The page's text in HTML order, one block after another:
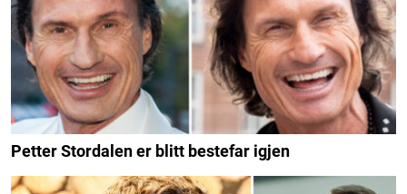
Petter Stordalen er blitt bestefar igjen